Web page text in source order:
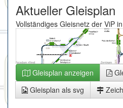
Aktueller Gleisplan
Vollständiges Gleisnetz der ViP
Gleisplan anzeigen
Gleisplan als svg